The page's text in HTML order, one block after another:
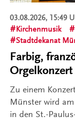
03.08.2026, 15:49
Kirchenmusik
Stadtdekanat
Farbig,
Zu einem
Münster wird
in den St.-